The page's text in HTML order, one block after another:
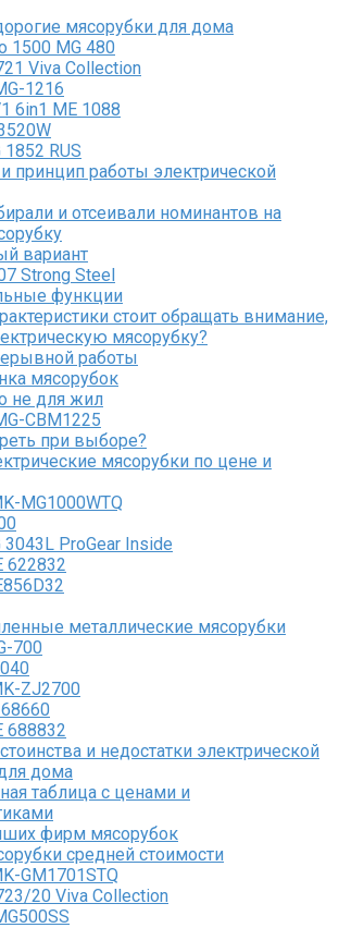
мясорубки для дома
1500 MG 480
Viva Collection
1216
6in1 ME 1088
RUS
принцип работы электрической
и отсеивали номинантов на
вариант
Strong Steel
функции
стоит обращать внимание,
мясорубку?
работы
мясорубок
не для жил
CBM1225
при выборе?
мясорубки по цене и
MG1000WTQ
ProGear Inside
622832
металлические мясорубки
700
ZJ2700
688832
и недостатки электрической
дома
таблица с ценами и
фирм мясорубок
средней стоимости
GM1701STQ
20 Viva Collection